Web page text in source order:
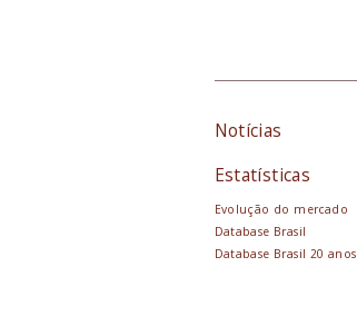
Notícias
Estatísticas
Evolução do mercado
Database Brasil
Database Brasil 20 anos